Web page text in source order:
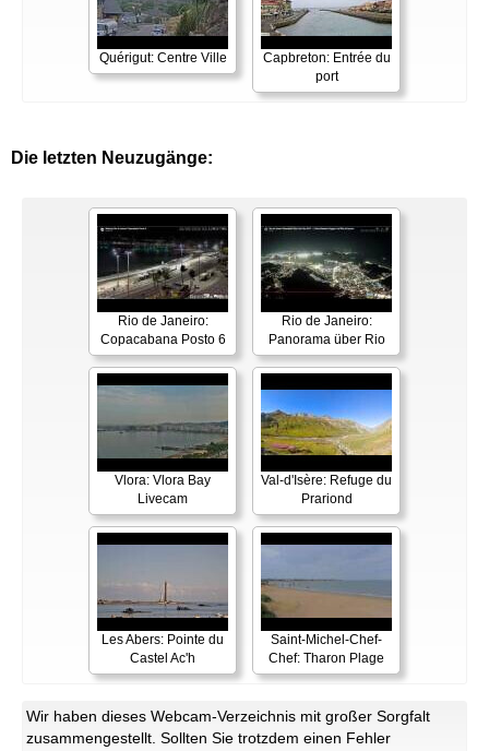
Quérigut: Centre Ville
Capbreton: Entrée du
port
Die letzten Neuzugänge:
Rio de Janeiro:
Copacabana Posto 6
Rio de Janeiro:
Panorama über Rio
Vlora: Vlora Bay
Livecam
Val-d'Isère: Refuge du
Prariond
Les Abers: Pointe du
Castel Ac'h
Saint-Michel-Chef-
Chef: Tharon Plage
Wir haben dieses Webcam-Verzeichnis mit großer Sorgfalt
zusammengestellt. Sollten Sie trotzdem einen Fehler